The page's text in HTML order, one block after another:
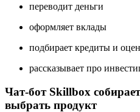
переводит деньги
оформляет вклады
подбирает кредиты и
рассказывает про
Чат-бот Skillbox
выбрать продукт